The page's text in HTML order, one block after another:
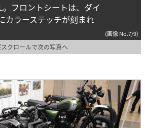
フロントシートは、ダイ
カラーステッチが刻まれ
(画像 No.7/9)
クロールで次の写真へ